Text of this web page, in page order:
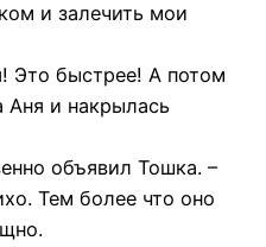
и залечить мои
Это быстрее! А потом
Аня и накрылась
объявил Тошка. –
Тем более что оно